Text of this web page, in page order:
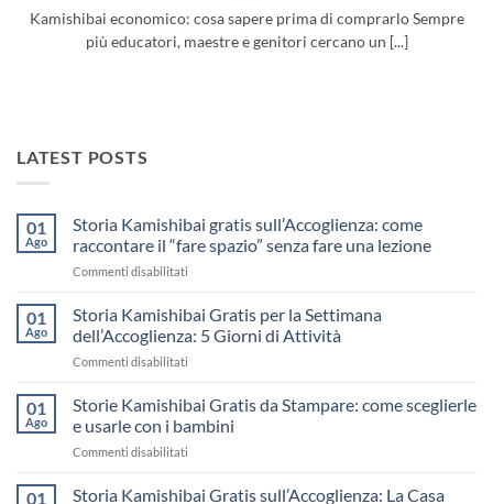
Kamishibai economico: cosa sapere prima di comprarlo Sempre
più educatori, maestre e genitori cercano un [...]
LATEST POSTS
01
Ago
Storia Kamishibai gratis sull’Accoglienza: come
raccontare il “fare spazio” senza fare una lezione
Commenti disabilitati
Kamishibai
sull’Accoglienza:
il
“fare
una
01
Ago
Storia Kamishibai Gratis per la Settimana
dell’Accoglienza: 5 Giorni di Attività
Commenti disabilitati
Kamishibai
per
dell’Accoglienza:
01
Ago
Storie Kamishibai Gratis da Stampare: come sceglierle
e usarle con i bambini
Commenti disabilitati
Kamishibai
01
Storia Kamishibai Gratis sull’Accoglienza: La Casa